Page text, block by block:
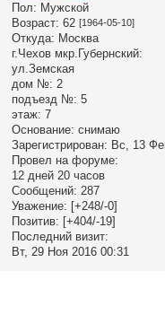
Пол: Мужской
Возраст: 62 [1964-05-10]
Откуда: Москва
г.Чехов мкр.Губернский:
ул.Земская
дом №: 2
подъезд №: 5
этаж: 7
Основание: снимаю
Зарегистрирован: Вс, 13
Провел на форуме:
12 дней 20 часов
Сообщений: 287
Уважение: [+248/-0]
Позитив: [+404/-19]
Последний визит:
Вт, 29 Ноя 2016 00:31